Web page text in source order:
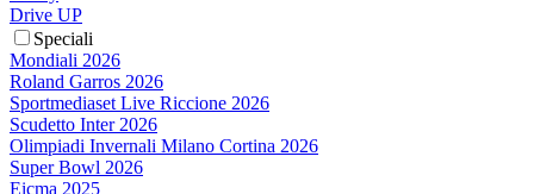
Drive UP
Speciali
Mondiali 2026
Roland Garros 2026
Sportmediaset Live Riccione 2026
Scudetto Inter 2026
Olimpiadi Invernali Milano Cortina 2026
Super Bowl 2026
Eicma 2025